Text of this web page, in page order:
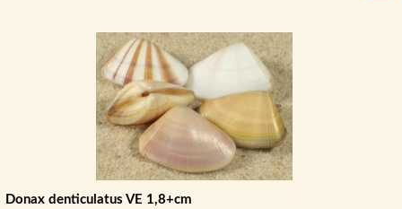
Donax denticulatus VE 1,8+cm